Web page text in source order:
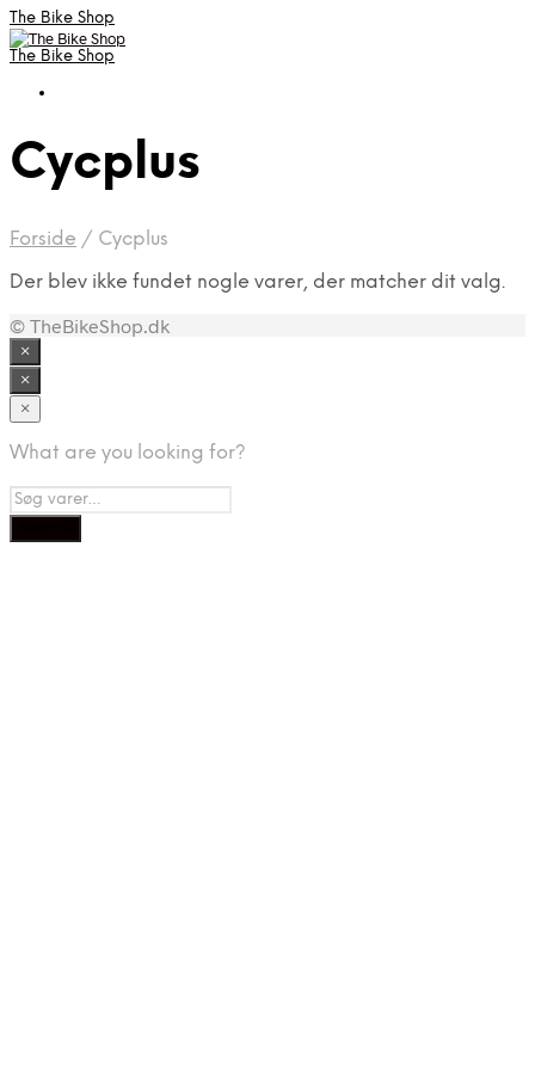
The Bike Shop
The Bike Shop
Cycplus
Forside / Cycplus
Der blev ikke fundet nogle varer, der matcher dit valg.
© TheBikeShop.dk
×
×
×
What are you looking for?